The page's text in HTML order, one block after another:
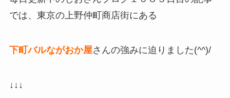
では、東京の上野仲町商店街にある
下町バルながおか屋さんの強みに迫りました(^^)/
↓↓↓